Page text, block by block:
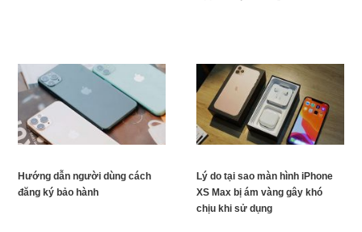
Hướng dẫn người dùng cách
đăng ký bảo hành
Lý do tại sao màn hình iPhone
XS Max bị ám vàng gây khó
chịu khi sử dụng